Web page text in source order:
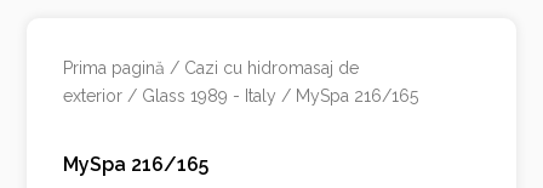
Prima pagină / Cazi cu hidromasaj de
exterior / Glass 1989 - Italy / MySpa 216/165
MySpa 216/165